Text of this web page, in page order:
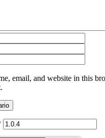
email, and website in this